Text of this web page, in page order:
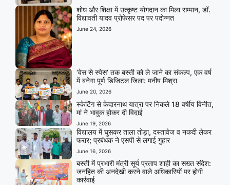
शोध और शिक्षा में उत्कृष्ट योगदान का मिला सम्मान, डॉ.
विद्यावती यादव प्रोफेसर पद पर पदोन्नत
June 24, 2026
‘वेस से स्पेस’ तक बस्ती को ले जाने का संकल्प, एक वर्ष
में बनेगा पूर्ण डिजिटल जिला: मनीष मिश्रा
June 20, 2026
स्केटिंग से केदारनाथ यात्रा पर निकले 18 वर्षीय विनीत,
मां ने भावुक होकर दी विदाई
June 19, 2026
विद्यालय में घुसकर ताला तोड़ा, दस्तावेज व नकदी लेकर
फरार; प्रबंधक ने एसपी से लगाई गुहार
June 16, 2026
बस्ती में प्रभारी मंत्री सूर्य प्रताप शाही का सख्त संदेश:
जनहित की अनदेखी करने वाले अधिकारियों पर होगी
कार्रवाई